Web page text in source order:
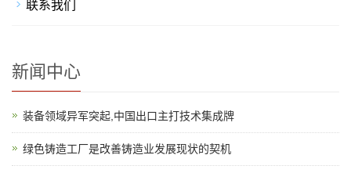
联系我们
新闻中心
装备领域异军突起,中国出口主打技术集成牌
绿色铸造工厂是改善铸造业发展现状的契机